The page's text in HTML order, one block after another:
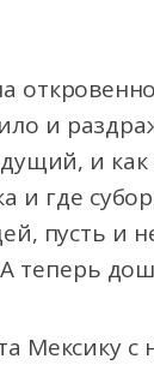
и
и
и где
пусть и
теперь
Мексику с